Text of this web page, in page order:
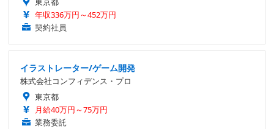
年収336万円～452万円
契約社員
イラストレーター/ゲーム開発
株式会社コンフィデンス・プロ
東京都
月給40万円～75万円
業務委託